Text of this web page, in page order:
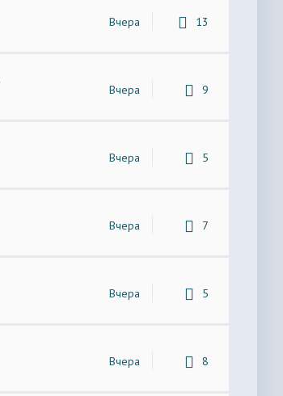
Вчера 13
Вчера 9
Вчера 5
Вчера 7
Вчера 5
Вчера 8